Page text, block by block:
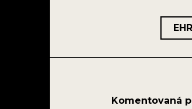
Komentovaná